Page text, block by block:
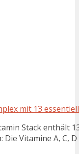
mit 13
Stack enthält
Die Vitamine A, C,